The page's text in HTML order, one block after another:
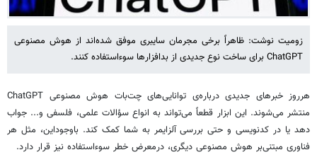
زومیت نوشت: ظاهراً برخی مجرمان سایبری موفق شده‌اند از هوش مصنوعی
ChatGPT برای ساخت نوع جدیدی از بدافزارها سوءاستفاده کنند.
هرروز خبرهای جدیدی درباره‌ی توانایی‌های چت‌بات هوش مصنوعی ChatGPT
منتشر می‌شوند. این ابزار قطعاً می‌تواند به انواع سؤالات علمی، فلسفی و... جواب
دهد یا در کدنویسی و حتی بررسی آلزایمر به شما کمک کند. باوجوداین، مثل هر
فناوری مبتنی‌بر هوش مصنوعی دیگری، درمعرض خطر سوءاستفاده نیز قرار دارد.